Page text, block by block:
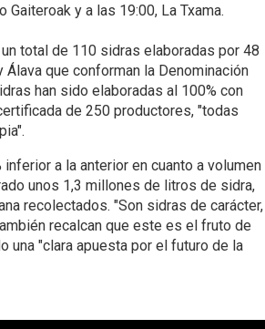
y a las 19:00, La Txama.
total de 110 sidras elaboradas por 48
que conforman la Denominación
han sido elaboradas al 100% con
de 250 productores, "todas
a la anterior en cuanto a volumen
unos 1,3 millones de litros de sidra,
recolectados. "Son sidras de carácter,
recalcan que este es el fruto de
una "clara apuesta por el futuro de la